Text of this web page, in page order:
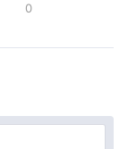
0